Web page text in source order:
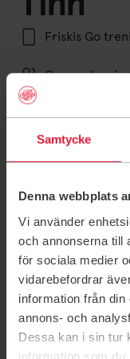
Samtycke
Denna webbplats
Vi använder
och annonserna till
för sociala medier
vidarebefordrar
information från
annons- och
Dessa kan i sin tur
information som du
Friskis Go
Gruppetrening
Uansett om målet
gladere, mer
opplevelsens
treningskompis!
Kontakt